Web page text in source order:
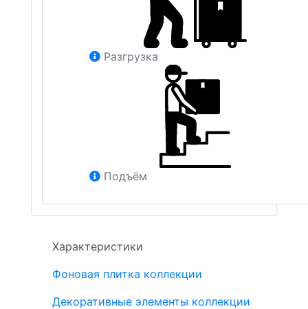
Разгрузка
Подъём
Характеристики
Фоновая плитка коллекции
Декоративные элементы коллекции